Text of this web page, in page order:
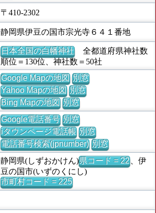
〒410-2302
静岡県伊豆の国市宗光寺６４１番地
日本全国の白幡神社全都道府県神社数
順位＝130位、神社数＝50社
Google Mapの地図 別窓
Yahoo Mapの地図 別窓
Bing Mapの地図 別窓
Google電話番号 別窓
iタウンページ電話帳 別窓
電話番号検索(jpnumber) 別窓
静岡県(しずおかけん)県コード = 22、伊
豆の国市(いずのくにし)
市町村コード = 225